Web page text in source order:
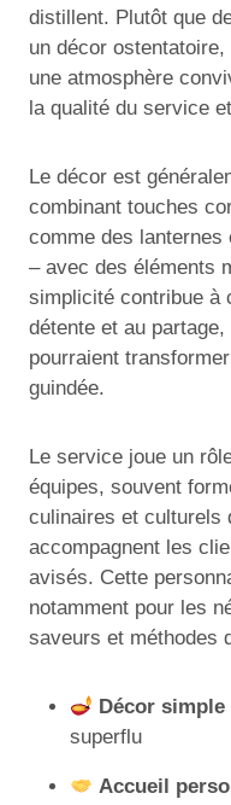
distillent. Plutôt que
un décor
une atmosphère
la qualité du service
Le décor est
combinant touches
comme des lanternes
– avec des éléments
simplicité contribue à
détente et au
pourraient
guindée.
Le service joue un
équipes, souvent
culinaires et culturels
accompagnent les
avisés. Cette
notamment pour les
saveurs et méthodes
Décor
superflu
Accueil